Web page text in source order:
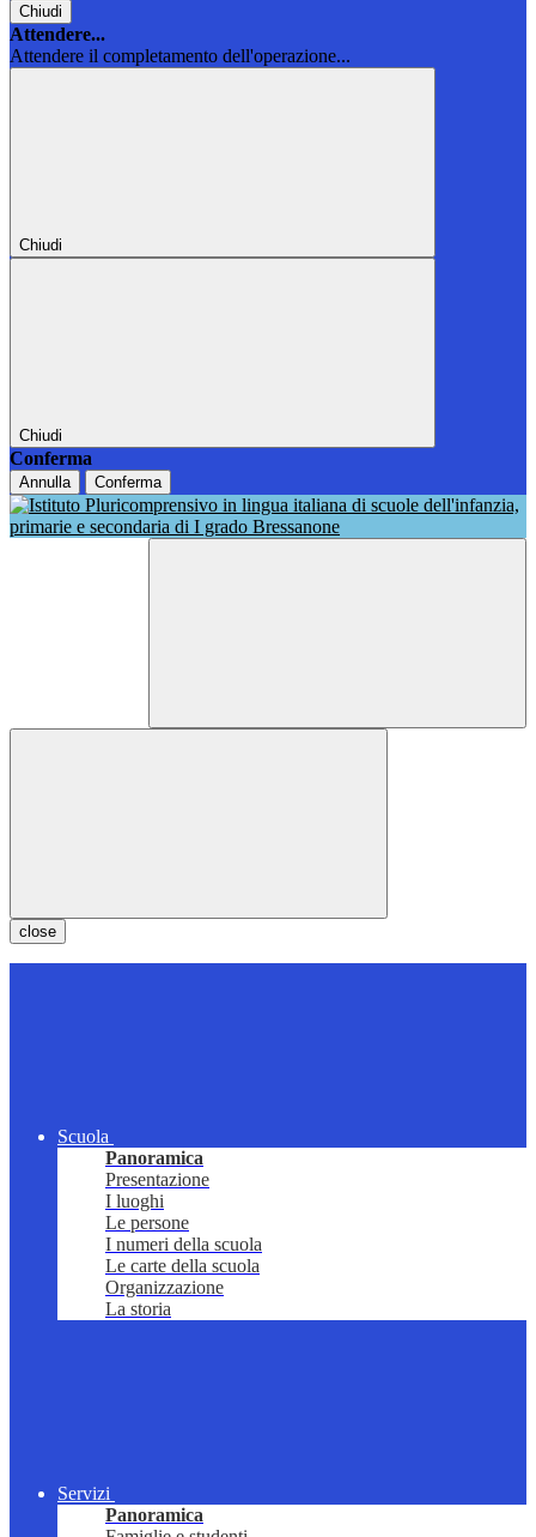
Chiudi
Attendere...
Attendere il completamento dell'operazione...
Chiudi
Chiudi
Conferma
Annulla Conferma
close
Scuola
Panoramica
Presentazione
I luoghi
Le persone
I numeri della scuola
Le carte della scuola
Organizzazione
La storia
Servizi
Panoramica